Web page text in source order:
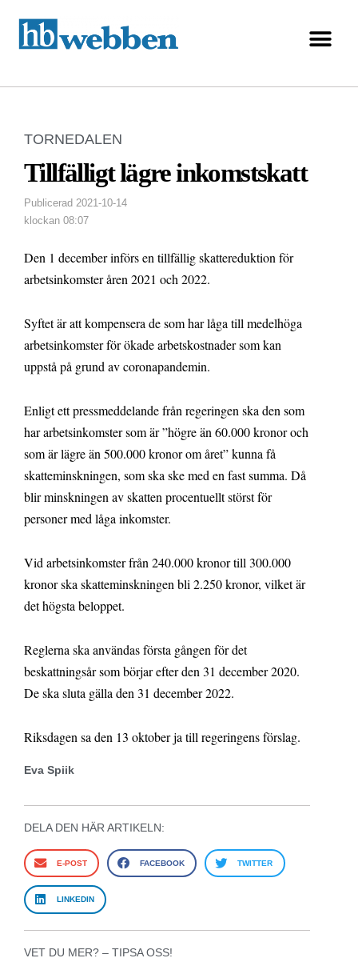
TORNEDALEN
Tillfälligt lägre inkomstskatt
Publicerad 2021-10-14
klockan 08:07
Den 1 december införs en tillfällig skattereduktion för
arbetsinkomster åren 2021 och 2022.
Syftet är att kompensera de som har låga till medelhöga
arbetsinkomster för ökade arbetskostnader som kan
uppstå på grund av coronapandemin.
Enligt ett pressmeddelande från regeringen ska den som
har arbetsinkomster som är ”högre än 60.000 kronor och
som är lägre än 500.000 kronor om året” kunna få
skatteminskningen, som ska ske med en fast summa. Då
blir minskningen av skatten procentuellt störst för
personer med låga inkomster.
Vid arbetsinkomster från 240.000 kronor till 300.000
kronor ska skatteminskningen bli 2.250 kronor, vilket är
det högsta beloppet.
Reglerna ska användas första gången för det
beskattningsår som börjar efter den 31 december 2020.
De ska sluta gälla den 31 december 2022.
Riksdagen sa den 13 oktober ja till regeringens förslag.
Eva Spiik
DELA DEN HÄR ARTIKELN:
E-POST FACEBOOK TWITTER
LINKEDIN
VET DU MER? – TIPSA OSS!